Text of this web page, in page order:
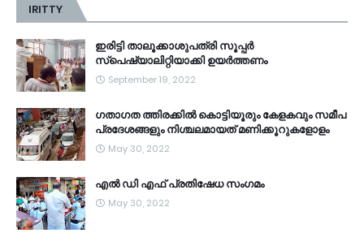
IRITTY
ഇരിട്ടി താലൂക്കാശുപത്രി സൂപ്പർ
സ്‌പെഷ്യാലിറ്റിയാക്കി ഉയർത്തണം
September 19, 2022
ഗതാഗത ത്തിരക്കിൽ കൊട്ടിയൂരും കേളകവും സമീപ
പ്രദേശങ്ങളും നിശ്ചലമായത് മണിക്കൂറുകളോളം
May 30, 2022
എൽ ഡി എഫ് പ്രതിഷേധ സംഗമം
May 30, 2022